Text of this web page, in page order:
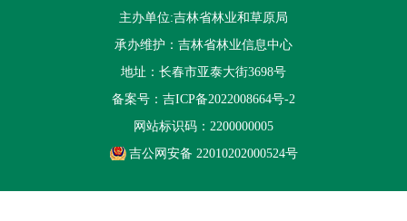
主办单位:吉林省林业和草原局
承办维护：吉林省林业信息中心
地址：长春市亚泰大街3698号
备案号： 吉ICP备2022008664号-2
网站标识码：2200000005
吉公网安备 22010202000524号